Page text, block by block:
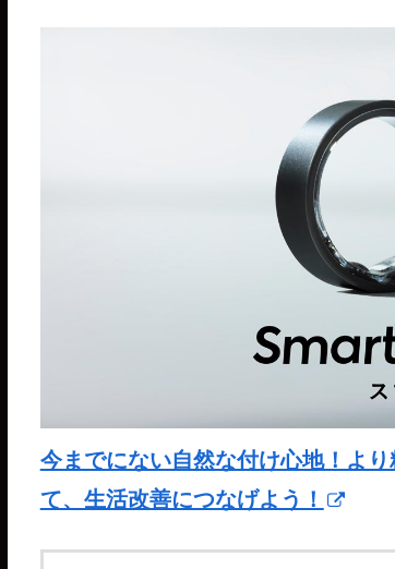
今までにない自然な付け心地！よ
て、生活改善につなげよう！